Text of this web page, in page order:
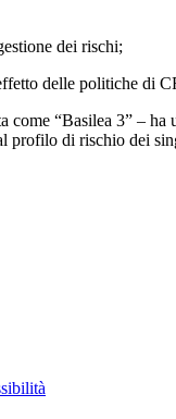
dei rischi;
delle politiche di
“Basilea 3” – ha
profilo di rischio dei